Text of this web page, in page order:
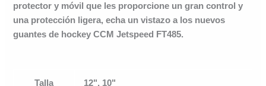
protector y móvil que les proporcione un gran control y
una protección ligera, echa un vistazo a los nuevos
guantes de hockey CCM Jetspeed FT485.
Talla
12", 10"